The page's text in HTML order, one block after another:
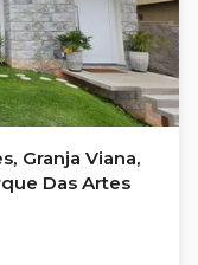
Granja Viana,
Das Artes